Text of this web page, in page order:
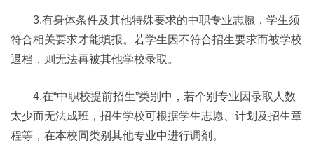
3.有身体条件及其他特殊要求的中职专业志愿，学生须
符合相关要求才能填报。若学生因不符合招生要求而被学校
退档，则无法再被其他学校录取。
4.在“中职校提前招生”类别中，若个别专业因录取人数
太少而无法成班，招生学校可根据学生志愿、计划及招生章
程等，在本校同类别其他专业中进行调剂。